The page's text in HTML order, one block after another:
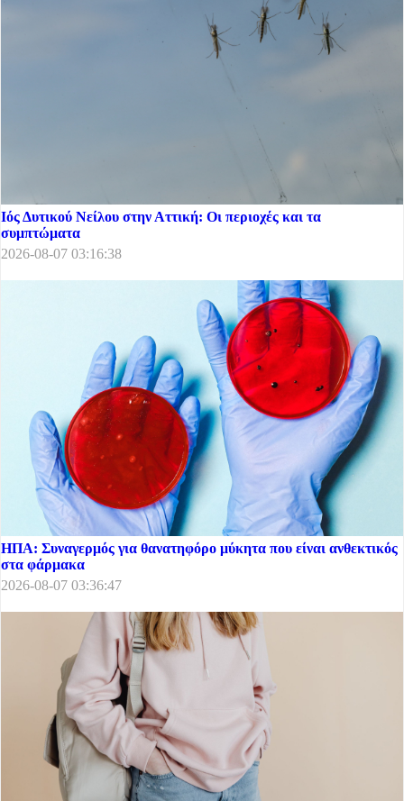
Ιός Δυτικού Νείλου στην Αττική: Οι περιοχές και τα
συμπτώματα
2026-08-07 03:16:38
ΗΠΑ: Συναγερμός για θανατηφόρο μύκητα που είναι ανθεκτικός
στα φάρμακα
2026-08-07 03:36:47